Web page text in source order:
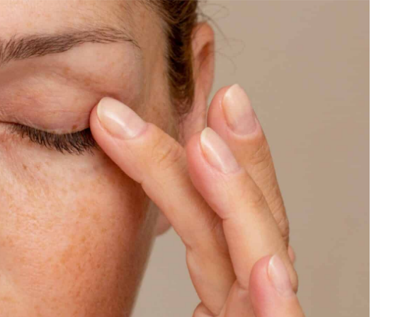
EXOSOMES
INTIME